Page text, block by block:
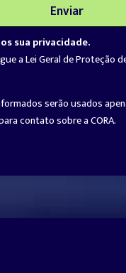
Enviar
sua privacidade.
a Lei Geral de Proteção
serão usados
contato sobre a CORA.